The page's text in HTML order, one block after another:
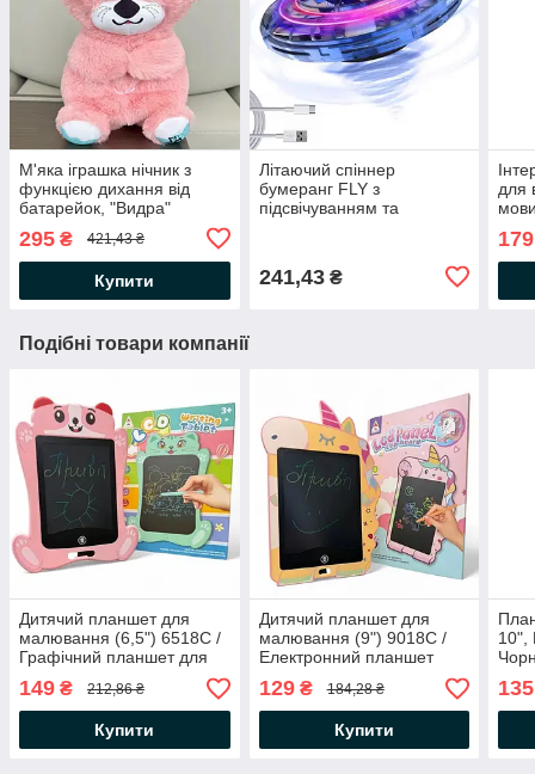
М'яка іграшка нічник з
функцією дихання від
батарейок, "Видра"
33,5см, Рожевий / Дитячий
нічник /Нічник іграшка
295 ₴ 421,43 ₴
Купити
Літаючий спіннер
бумеранг FLY з
підсвічуванням та
241,43₴
для
179
Подібні товари компанії
Дитячий планшет для
малювання (6,5") 6518С /
Графічний планшет для
дітей / Електронний
планшет дитячий
149 ₴ 212,86 ₴
Купити
Дитячий планшет для
малювання (9") 9018С /
Електронний планшет
дитячий / Графічний
планшет для дітей
129₴ 184,28 ₴
Купити
10",
135